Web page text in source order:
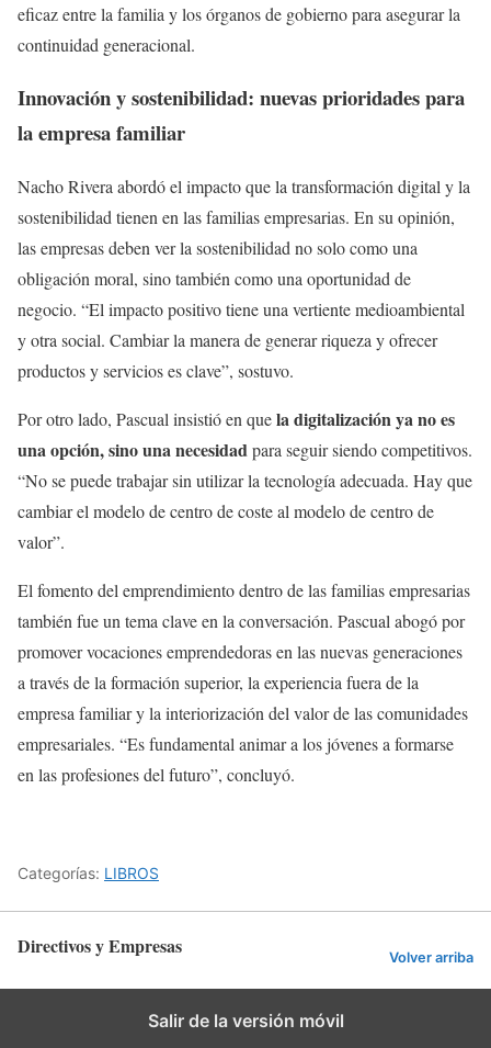
eficaz entre la familia y los órganos de gobierno para asegurar la
continuidad generacional.
Innovación y sostenibilidad: nuevas prioridades para
la empresa familiar
Nacho Rivera abordó el impacto que la transformación digital y la
sostenibilidad tienen en las familias empresarias. En su opinión,
las empresas deben ver la sostenibilidad no solo como una
obligación moral, sino también como una oportunidad de
negocio. “El impacto positivo tiene una vertiente medioambiental
y otra social. Cambiar la manera de generar riqueza y ofrecer
productos y servicios es clave”, sostuvo.
Por otro lado, Pascual insistió en quela digitalización ya no es
una opción, sino una necesidadpara seguir siendo competitivos.
“No se puede trabajar sin utilizar la tecnología adecuada. Hay que
cambiar el modelo de centro de coste al modelo de centro de
valor”.
El fomento del emprendimiento dentro de las familias empresarias
también fue un tema clave en la conversación. Pascual abogó por
promover vocaciones emprendedoras en las nuevas generaciones
a través de la formación superior, la experiencia fuera de la
empresa familiar y la interiorización del valor de las comunidades
empresariales. “Es fundamental animar a los jóvenes a formarse
en las profesiones del futuro”, concluyó.
Categorías: LIBROS
Directivos y Empresas Volver arriba
Salir de la versión móvil